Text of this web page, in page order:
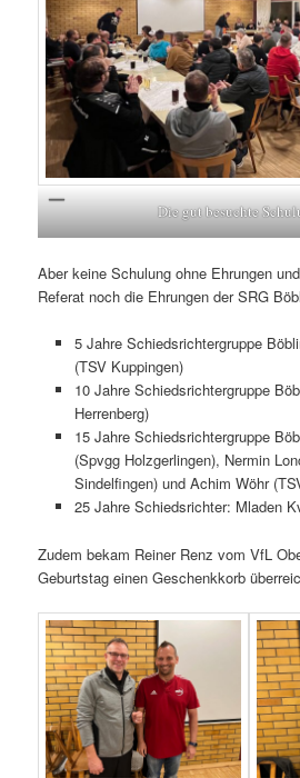
Die gut besuchte
Aber keine Schulung ohne Ehrungen
Referat noch die Ehrungen der SRG
5 Jahre Schiedsrichtergruppe
(TSV Kuppingen)
10 Jahre Schiedsrichtergruppe
Herrenberg)
15 Jahre Schiedsrichtergruppe
(Spvgg Holzgerlingen), Nermin
Sindelfingen) und Achim Wöhr
25 Jahre Schiedsrichter: Mladen
Zudem bekam Reiner Renz vom VfL
Geburtstag einen Geschenkkorb